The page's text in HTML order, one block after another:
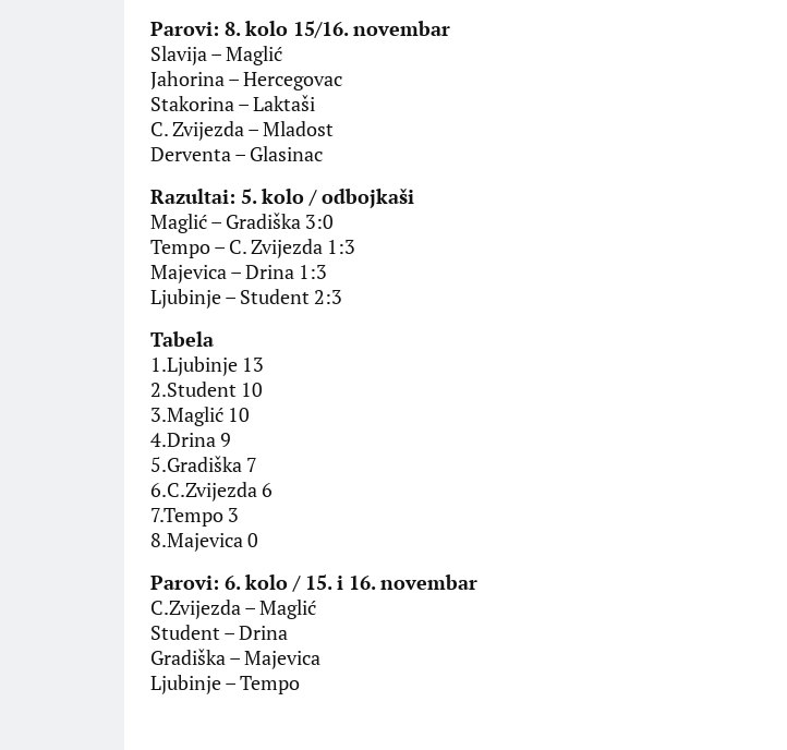
Parovi: 8. kolo 15/16. novembar
Slavija – Maglić
Jahorina – Hercegovac
Stakorina – Laktaši
C. Zvijezda – Mladost
Derventa – Glasinac
Razultai: 5. kolo / odbojkaši
Maglić – Gradiška 3:0
Tempo – C. Zvijezda 1:3
Majevica – Drina 1:3
Ljubinje – Student 2:3
Tabela
1.Ljubinje 13
2.Student 10
3.Maglić 10
4.Drina 9
5.Gradiška 7
6.C.Zvijezda 6
7.Tempo 3
8.Majevica 0
Parovi: 6. kolo / 15. i 16. novembar
C.Zvijezda – Maglić
Student – Drina
Gradiška – Majevica
Ljubinje – Tempo